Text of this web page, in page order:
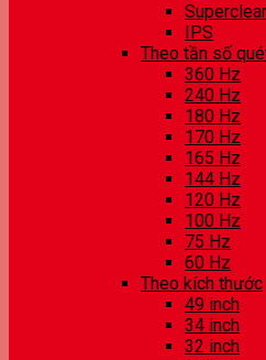
IPS
Theo tần số
360 Hz
240 Hz
180 Hz
170 Hz
165 Hz
144 Hz
120 Hz
100 Hz
75 Hz
60 Hz
Theo kích thước
49 inch
34 inch
32 inch